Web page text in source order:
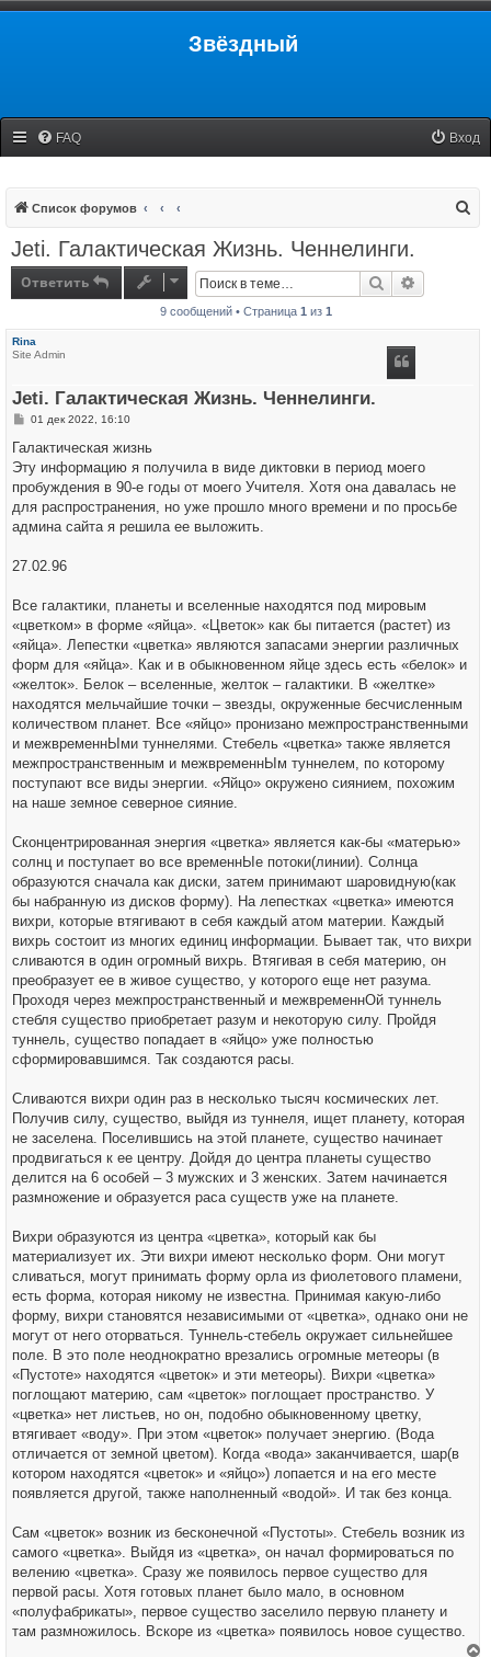
Звёздный
FAQ Вход
Список форумов
Jeti. Галактическая Жизнь. Ченнелинги.
Ответить Поиск
9 сообщений • Страница 1 из 1
Rina
Site Admin
Jeti. Галактическая Жизнь. Ченнелинги.
С
о
щ
е
и
е
01 дек 2022, 16:10
Галактическая жизнь
Эту информацию я получила в виде диктовки в период моего
пробуждения в 90-е годы от моего Учителя. Хотя она давалась не
для распространения, но уже прошло много времени и по просьбе
админа сайта я решила ее выложить.
27.02.96
Все галактики, планеты и вселенные находятся под мировым
«цветком» в форме «яйца». «Цветок» как бы питается (растет) из
«яйца». Лепестки «цветка» являются запасами энергии различных
форм для «яйца». Как и в обыкновенном яйце здесь есть «белок» и
«желток». Белок – вселенные, желток – галактики. В «желтке»
находятся мельчайшие точки – звезды, окруженные бесчисленным
количеством планет. Все «яйцо» пронизано межпространственными
и межвременнЫми туннелями. Стебель «цветка» также является
межпространственным и межвременнЫм туннелем, по которому
поступают все виды энергии. «Яйцо» окружено сиянием, похожим
на наше земное северное сияние.
Сконцентрированная энергия «цветка» является как-бы «матерью»
солнц и поступает во все временнЫе потоки(линии). Солнца
образуются сначала как диски, затем принимают шаровидную(как
бы набранную из дисков форму). На лепестках «цветка» имеются
вихри, которые втягивают в себя каждый атом материи. Каждый
вихрь состоит из многих единиц информации. Бывает так, что вихри
сливаются в один огромный вихрь. Втягивая в себя материю, он
преобразует ее в живое существо, у которого еще нет разума.
Проходя через межпространственный и межвременнОй туннель
стебля существо приобретает разум и некоторую силу. Пройдя
туннель, существо попадает в «яйцо» уже полностью
сформировавшимся. Так создаются расы.
Сливаются вихри один раз в несколько тысяч космических лет.
Получив силу, существо, выйдя из туннеля, ищет планету, которая
не заселена. Поселившись на этой планете, существо начинает
продвигаться к ее центру. Дойдя до центра планеты существо
делится на 6 особей – 3 мужских и 3 женских. Затем начинается
размножение и образуется раса существ уже на планете.
Вихри образуются из центра «цветка», который как бы
материализует их. Эти вихри имеют несколько форм. Они могут
сливаться, могут принимать форму орла из фиолетового пламени,
есть форма, которая никому не известна. Принимая какую-либо
форму, вихри становятся независимыми от «цветка», однако они не
могут от него оторваться. Туннель-стебель окружает сильнейшее
поле. В это поле неоднократно врезались огромные метеоры (в
«Пустоте» находятся «цветок» и эти метеоры). Вихри «цветка»
поглощают материю, сам «цветок» поглощает пространство. У
«цветка» нет листьев, но он, подобно обыкновенному цветку,
втягивает «воду». При этом «цветок» получает энергию. (Вода
отличается от земной цветом). Когда «вода» заканчивается, шар(в
котором находятся «цветок» и «яйцо») лопается и на его месте
появляется другой, также наполненный «водой». И так без конца.
Сам «цветок» возник из бесконечной «Пустоты». Стебель возник из
самого «цветка». Выйдя из «цветка», он начал формироваться по
велению «цветка». Сразу же появилось первое существо для
первой расы. Хотя готовых планет было мало, в основном
«полуфабрикаты», первое существо заселило первую планету и
там размножилось. Вскоре из «цветка» появилось новое существо.